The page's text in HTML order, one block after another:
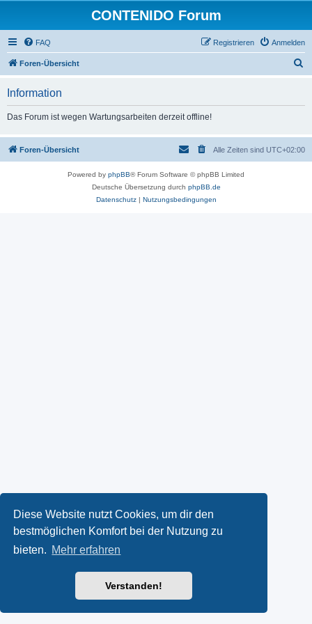
Diese Website nutzt Cookies, um dir den
bestmöglichen Komfort bei der Nutzung zu
bieten. Mehr erfahren
Verstanden!
CONTENIDO Forum
FAQ Anmelden
Registrieren
Foren-Übersicht
Information
Das Forum ist wegen Wartungsarbeiten derzeit offline!
Foren-Übersicht Alle Zeiten sind UTC+02:00
Powered by phpBB® Forum Software © phpBB Limited
Deutsche Übersetzung durch phpBB.de
Datenschutz| Nutzungsbedingungen